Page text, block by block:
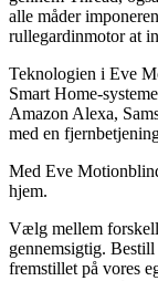
alle måder
rullegardinmotor at
Teknologien i Eve
Smart Home-
Amazon Alexa,
med en
Med Eve
hjem.
Vælg mellem
gennemsigtig.
fremstillet på vores